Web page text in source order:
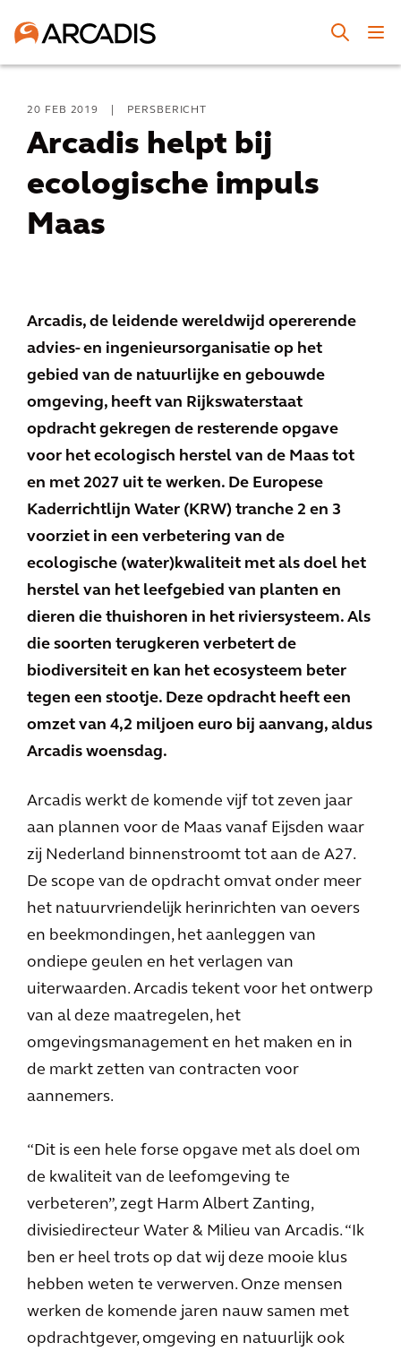
20 FEB 2019 PERSBERICHT
Arcadis helpt bij
ecologische impuls
Maas
Arcadis, de leidende wereldwijd opererende
advies- en ingenieursorganisatie op het
gebied van de natuurlijke en gebouwde
omgeving, heeft van Rijkswaterstaat
opdracht gekregen de resterende opgave
voor het ecologisch herstel van de Maas tot
en met 2027 uit te werken. De Europese
Kaderrichtlijn Water (KRW) tranche 2 en 3
voorziet in een verbetering van de
ecologische (water)kwaliteit met als doel het
herstel van het leefgebied van planten en
dieren die thuishoren in het riviersysteem. Als
die soorten terugkeren verbetert de
biodiversiteit en kan het ecosysteem beter
tegen een stootje. Deze opdracht heeft een
omzet van 4,2 miljoen euro bij aanvang, aldus
Arcadis woensdag.
Arcadis werkt de komende vijf tot zeven jaar
aan plannen voor de Maas vanaf Eijsden waar
zij Nederland binnenstroomt tot aan de A27.
De scope van de opdracht omvat onder meer
het natuurvriendelijk herinrichten van oevers
en beekmondingen, het aanleggen van
ondiepe geulen en het verlagen van
uiterwaarden. Arcadis tekent voor het ontwerp
van al deze maatregelen, het
omgevingsmanagement en het maken en in
de markt zetten van contracten voor
aannemers.
“Dit is een hele forse opgave met als doel om
de kwaliteit van de leefomgeving te
verbeteren”, zegt Harm Albert Zanting,
divisiedirecteur Water & Milieu van Arcadis. “Ik
ben er heel trots op dat wij deze mooie klus
hebben weten te verwerven. Onze mensen
werken de komende jaren nauw samen met
opdrachtgever, omgeving en natuurlijk ook